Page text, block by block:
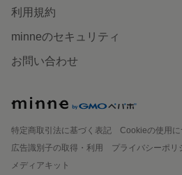
利用規約
minneのセキュリティ
お問い合わせ
特定商取引法に基づく表記
Cookieの使用に
広告識別子の取得・利用
プライバシーポリ
メディアキット